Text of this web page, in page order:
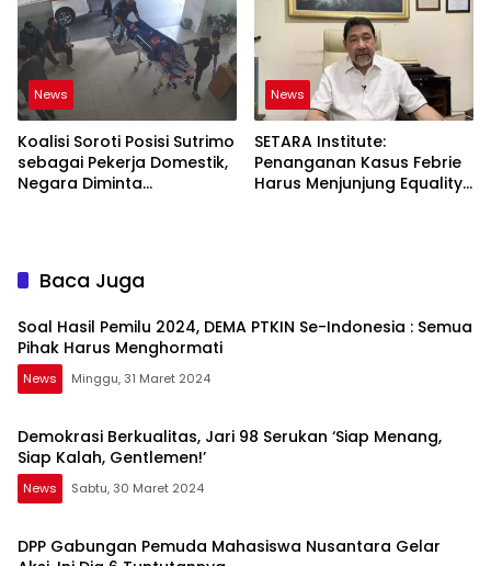
News
Koalisi Soroti Posisi Sutrimo
sebagai Pekerja Domestik,
Negara Diminta
News
SETARA Institute:
Penanganan Kasus Febrie
Harus Menjunjung Equality
Baca Juga
Soal Hasil Pemilu 2024, DEMA PTKIN Se-Indonesia : Semua
Pihak Harus Menghormati
News Minggu, 31 Maret 2024
Demokrasi Berkualitas, Jari 98 Serukan ‘Siap Menang,
Siap Kalah, Gentlemen!’
News Sabtu, 30 Maret 2024
DPP Gabungan Pemuda Mahasiswa Nusantara Gelar